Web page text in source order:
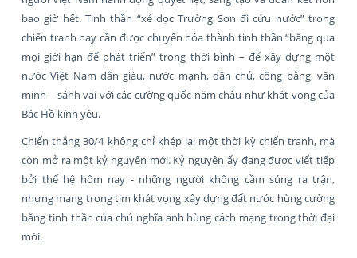
bao giờ hết. Tinh thần “xẻ dọc Trường Sơn đi cứu nước” trong
chiến tranh nay cần được chuyển hóa thành tinh thần “băng qua
mọi giới hạn để phát triển” trong thời bình – để xây dựng một
nước Việt Nam dân giàu, nước mạnh, dân chủ, công bằng, văn
minh – sánh vai với các cường quốc năm châu như khát vọng của
Bác Hồ kính yêu.
Chiến thắng 30/4 không chỉ khép lại một thời kỳ chiến tranh, mà
còn mở ra một kỷ nguyên mới. Kỷ nguyên ấy đang được viết tiếp
bởi thế hệ hôm nay - những người không cầm súng ra trận,
nhưng mang trong tim khát vọng xây dựng đất nước hùng cường
bằng tinh thần của chủ nghĩa anh hùng cách mạng trong thời đại
mới.